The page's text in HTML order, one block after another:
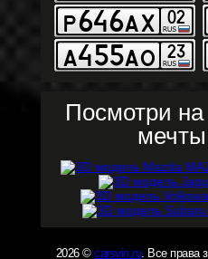
Посмотри
2026 © carsvin.ru. Все права